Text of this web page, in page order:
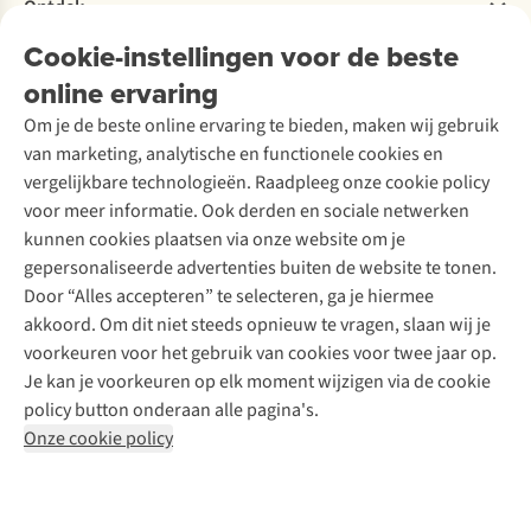
Cookie-instellingen voor de beste
online ervaring
Om je de beste online ervaring te bieden, maken wij gebruik
van marketing, analytische en functionele cookies en
vergelijkbare technologieën. Raadpleeg onze cookie policy
voor meer informatie. Ook derden en sociale netwerken
kunnen cookies plaatsen via onze website om je
gepersonaliseerde advertenties buiten de website te tonen.
Door “Alles accepteren” te selecteren, ga je hiermee
akkoord. Om dit niet steeds opnieuw te vragen, slaan wij je
voorkeuren voor het gebruik van cookies voor twee jaar op.
Je kan je voorkeuren op elk moment wijzigen via de cookie
policy button onderaan alle pagina's.
Onze cookie policy
Garantie
Contact
Over Ayacucho
Onze winkels
Over A.S.Adventure
Toegankelijkheidsverklaring
Ski-onderhoud
Wasservice
Schoenonderhoud
Schoenherstelling
Kledingherstelling
Retouches
Voor bedrijven
Ontdek
A.S.Magazine
Podcast
Explore Academy
Explore Camp
Gear Check
Inspiratie & advies
Meld je aan voor de nieuwsbrief
Follow us
Disclaimer Privacy Policy
Algemene voorwaarden
Cookie Policy